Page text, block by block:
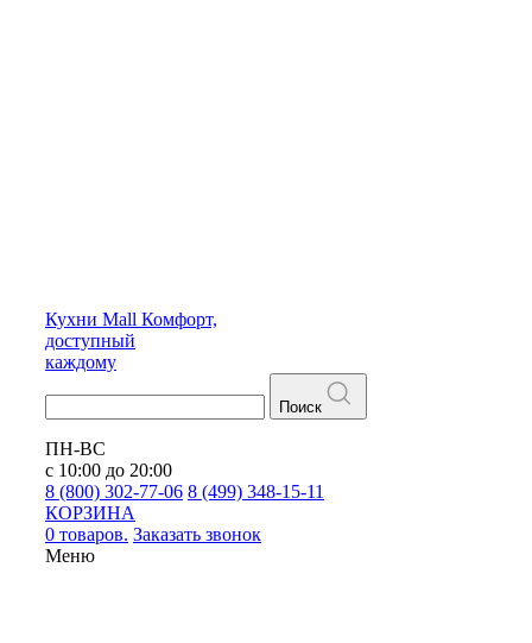
Кухни Mall Комфорт,
доступный
каждому
Поиск
ПН-ВС
с 10:00 до 20:00
8 (800) 302-77-06 8 (499) 348-15-11
КОРЗИНА
0 товаров. Заказать звонок
Меню